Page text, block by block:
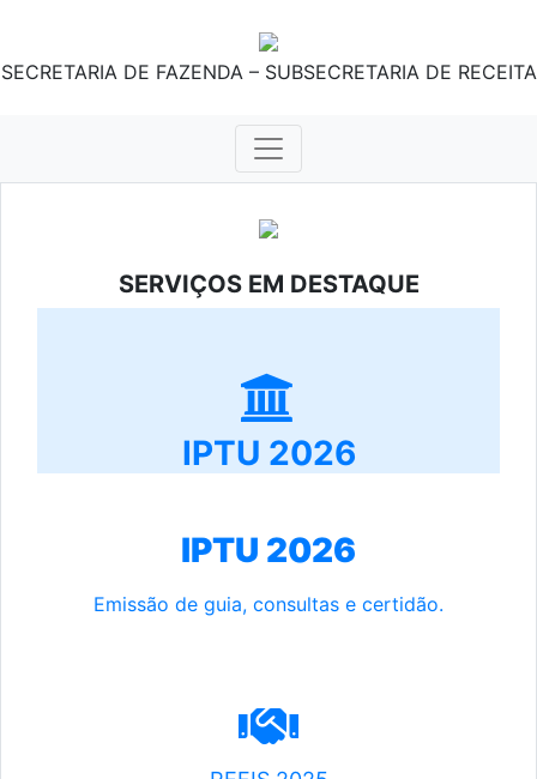
SECRETARIA DE FAZENDA – SUBSECRETARIA DE RECEITA
SERVIÇOS EM DESTAQUE
IPTU 2026
IPTU 2026
Emissão de guia, consultas e certidão.